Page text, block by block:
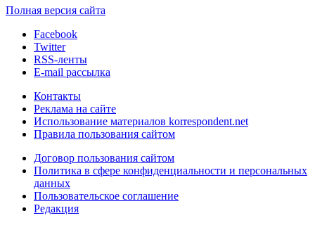
Полная версия сайта
Facebook
Twitter
RSS-ленты
E-mail рассылка
Контакты
Реклама на сайте
Использование материалов korrespondent.net
Правила пользования сайтом
Договор пользования сайтом
Политика в сфере конфиденциальности и персональных
данных
Пользовательское соглашение
Редакция